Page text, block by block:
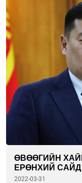
ӨВӨӨГИЙН
ЕРӨНХИЙ САЙД
ЭРДЭНЭ
2022-03-31